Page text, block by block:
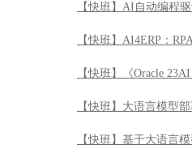
【快班】AI自动编程
【快班】AI4ERP：
【快班】《Oracle
【快班】大语言模型
【快班】基于大语言